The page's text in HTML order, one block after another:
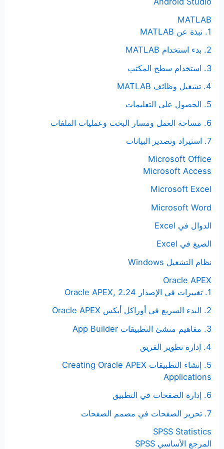
MATLAB
1. نبذة عن MATLAB
2. بدء استخدام MATLAB
3. استخدام سطح المكتب
4. تشغيل وظائف MATLAB
5. الحصول على التعليمات
6. مساحة العمل ومسار البحث وعمليات الملفات
7. استيراد وتصدير البيانات
Microsoft Office
Microsoft Access
Microsoft Excel
Microsoft Word
الدوال في Excel
الصيغ في Excel
نظام التشغيل Windows
Oracle APEX
1. تغييرات في الإصدار Oracle APEX, 2.24
2. البدء السريع في أوراكل أبكس Oracle APEX
3. مفاهيم منشئ التطبيقات App Builder
4. إدارة تطوير الفريق
5. إنشاء التطبيقات Creating Oracle APEX
Applications
6. إدارة الصفحات في التطبيق
7. تحرير الصفحات في مصمم الصفحات
SPSS Statistics
المرجع الأساسي SPSS